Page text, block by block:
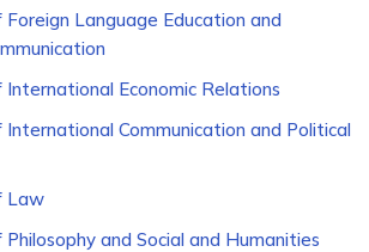
Language Education and
Economic Relations
Communication and Political
Law
and Social and Humanities